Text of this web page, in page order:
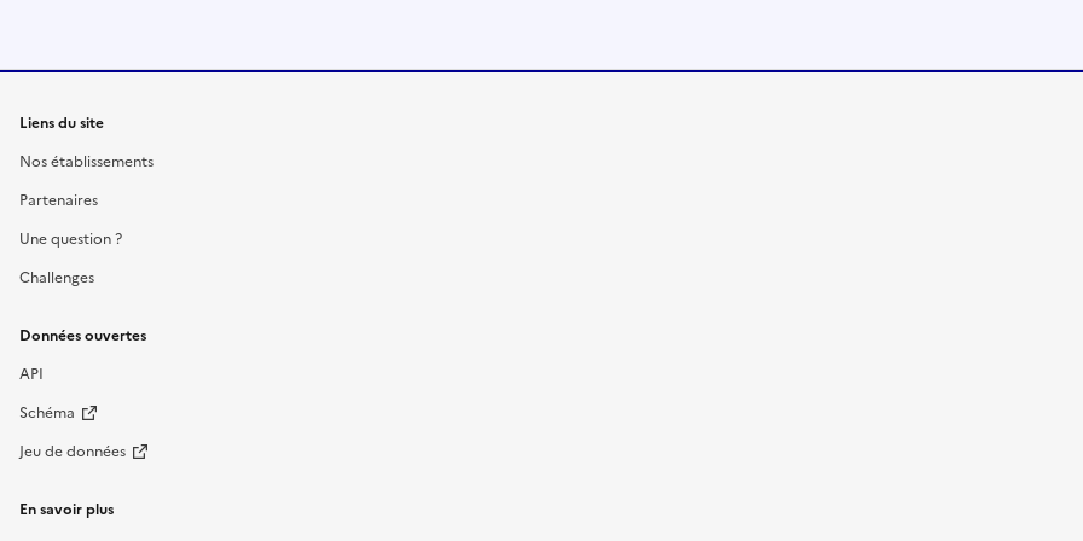
Liens du site
Nos établissements
Partenaires
Une question ?
Challenges
Données ouvertes
API
Schéma
Jeu de données
En savoir plus